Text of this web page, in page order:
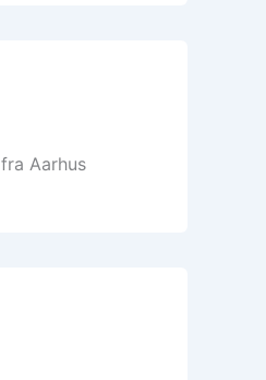
Aarhus